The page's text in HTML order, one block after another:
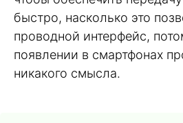
быстро, насколько это
проводной интерфейс,
появлении в смартфонах
никакого смысла.